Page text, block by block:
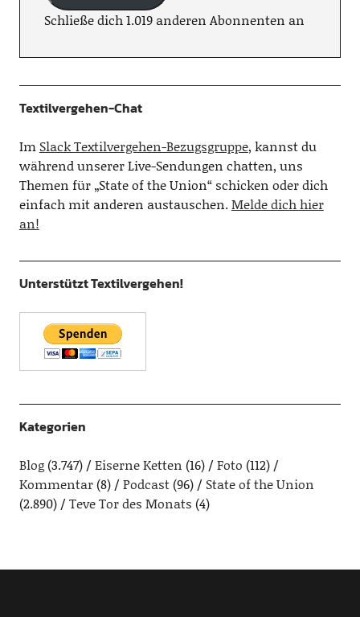
Schließe dich 1.019 anderen Abonnenten an
Textilvergehen-Chat
Im Slack Textilvergehen-Bezugsgruppe, kannst du
während unserer Live-Sendungen chatten, uns
Themen für „State of the Union“ schicken oder dich
einfach mit anderen austauschen.Melde dich hier
an!
Unterstützt Textilvergehen!
Kategorien
Blog(3.747) Eiserne Ketten (16) Foto (112)
Kommentar(8) Podcast(96)
State of the Union
(2.890)
Teve Tor des Monats (4)